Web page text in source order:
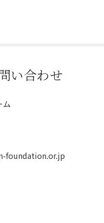
い合わせ
ム
foundation.or.jp